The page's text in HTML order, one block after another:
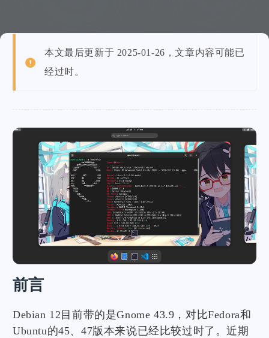
本文最后更新于 2025-01-26，文章内容可能已
经过时。
前言
Debian 12目前带的是Gnome 43.9，对比Fedora和
Ubuntu的45、47版本来说已经比较过时了。近期